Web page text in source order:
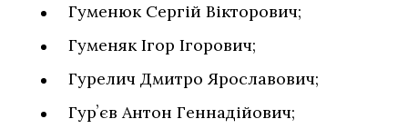
Гуменюк Сергій Вікторович;
Гуменяк Ігор Ігорович;
Гурелич Дмитро Ярославович;
Гурʼєв Антон Геннадійович;